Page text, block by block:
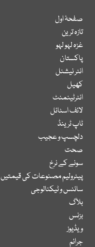
صفحۂ اول
تازہ ترین
غزہ لہو لہو
پاکستان
انٹر نیشنل
کھیل
انٹرٹینمنٹ
لائف اسٹائل
ٹاپ ٹرینڈ
دلچسپ و عجیب
صحت
سونے کے نرخ
پیٹرولیم مصنوعات کی قیمتیں
سائنس و ٹیکنالوجی
بلاگ
بزنس
ویڈیوز
جرائم